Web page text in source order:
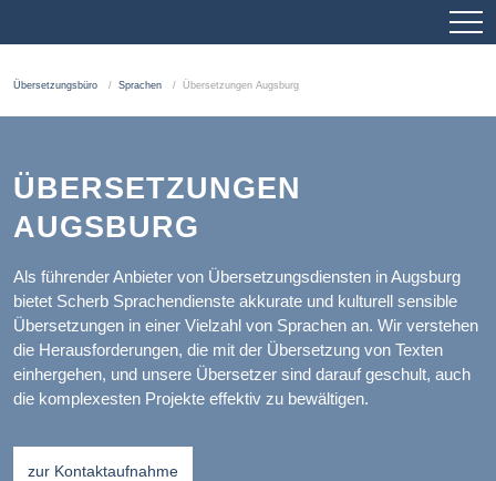
Übersetzungsbüro Sprachen Übersetzungen Augsburg
ÜBERSETZUNGEN
AUGSBURG
Als führender Anbieter von Übersetzungsdiensten in Augsburg
bietet Scherb Sprachendienste akkurate und kulturell sensible
Übersetzungen in einer Vielzahl von Sprachen an. Wir verstehen
die Herausforderungen, die mit der Übersetzung von Texten
einhergehen, und unsere Übersetzer sind darauf geschult, auch
die komplexesten Projekte effektiv zu bewältigen.
zur Kontaktaufnahme